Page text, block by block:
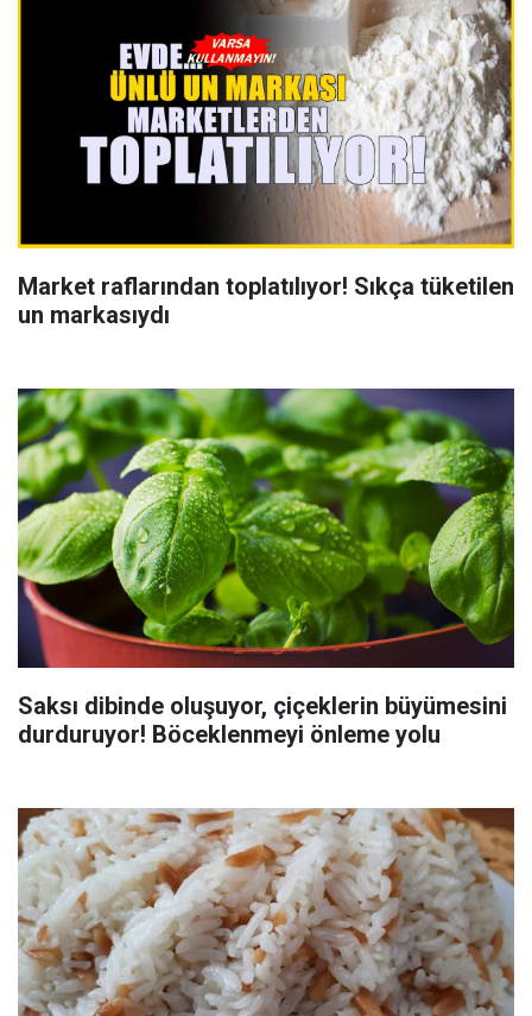
Market raflarından toplatılıyor! Sıkça tüketilen
un markasıydı
Saksı dibinde oluşuyor, çiçeklerin büyümesini
durduruyor! Böceklenmeyi önleme yolu